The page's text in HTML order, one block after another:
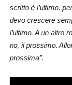
scritto è l’ultimo,
devo crescere
l’ultimo. A un altro
no, il prossimo.
prossima”.